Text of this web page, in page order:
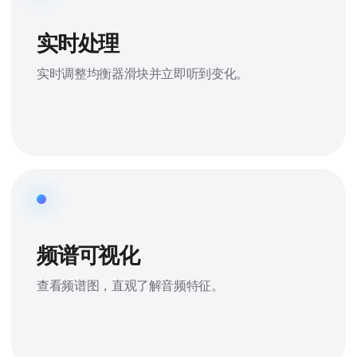
实时处理
实时调整均衡器滑块并立即听到变化。
频谱可视化
查看频谱图，直观了解音频特征。